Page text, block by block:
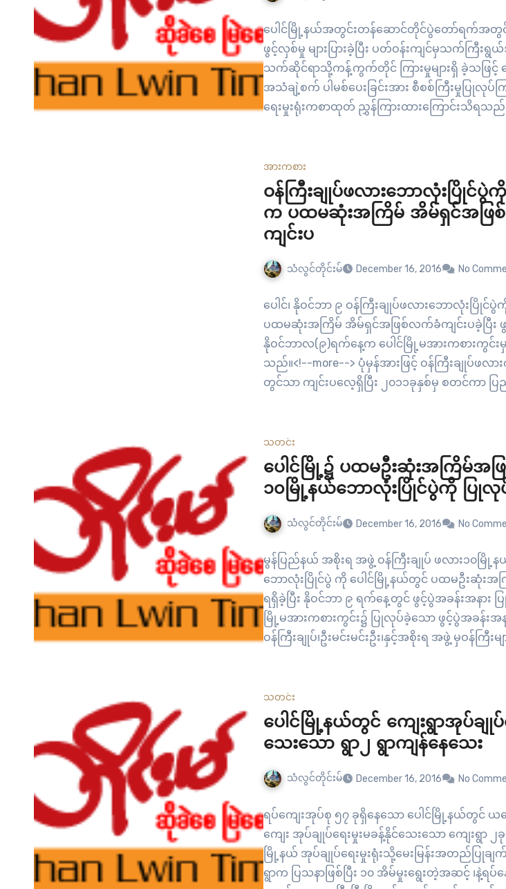
ပေါင်မြို့နယ်အတွင်းတန်ဆောင်တိုင်ပွဲတော်ရက်အတွင်
ဖွင့်လှစ်မှု များပြားခဲ့ပြီး ပတ်ဝန်းကျင်မှသက်ကြီ
သက်ဆိုင်ရာသို့ကန့်ကွက်တိုင် ကြားမှုများရှိ ခဲ့သဖြင့်
အသံချဲ့စက် ပါမစ်ပေးခြင်းအား စီစစ်ကြီးမှုပြုလုပ်
ရေးမှုးရုံးကစာထုတ် ညွှန်ကြားထားကြောင်းသိရသည်
အားကစား
ဝန်ကြီးချုပ်ဖလားဘောလုံးပြိုင်ပွဲ
က ပထမဆုံးအကြိမ် အိမ်ရှင်အဖြ
ကျင်းပ
သံလွင်တိုင်းမ် December 16, 2016 No
ပေါင်၊ နိုဝင်ဘာ ၉ ဝန်ကြီးချုပ်ဖလားဘောလုံးပြိုင်
ပထမဆုံးအကြိမ် အိမ်ရှင်အဖြစ်လက်ခံကျင်းပခဲ့ပြီး
နိုဝင်ဘာလ(၉)ရက်နေ့က ပေါင်မြို့မအားကစားကွင်း
သည်။<!--more--> ပုံမှန်အားဖြင့် ဝန်ကြီးချုပ်ဖလာ
တွင်သာ ကျင်းပလေ့ရှိပြီး ၂၀၁၁ခုနှစ်မှ စတင်ကာ
အခမ်းအနားသို့ မွန်ပြည်နယ်ဝန်ကြီးချုပ် ဦးမင်းမင်း
ဝန်ကြီးများ တက်ရောက်အားပေးခဲ့ကြသည်။…
သတင်း
ပေါင်မြို့၌ ပထမဦးဆုံးအကြိမ်အဖ
၁၀မြို့နယ်ဘောလုံးပြိုင်ပွဲကို ပြုလု
သံလွင်တိုင်းမ် December 16, 2016 No
မွန်ပြည်နယ် အစိုးရ အဖွဲ့ ဝန်ကြီးချုပ် ဖလား၁၀မြို့န
ဘောလုံးပြိုင်ပွဲ ကို ပေါင်မြို့နယ်တွင် ပထမဦးဆုံးအက
ရရှိခဲ့ပြီး နိုဝင်ဘာ ၉ ရက်နေ့တွင် ဖွင့်ပွဲအခန်းအနား
မြို့မအားကစားကွင်း၌ ပြုလုပ်ခဲ့သော ဖွင့်ပွဲအခန်းအ
ဝန်ကြီးချုပ်၊ဦးမင်းမင်းဦး၊နှင့်အစိုးရ အဖွဲ့ မှဝန်ကြီး
ပြည်နယ်အတွင်းရှိ မြို့နယ်များတွင်အလှည့်ကျစနစ်ဖြ
နှစ်ပြိုင်ပွဲကို ပေါင်မြို့နယ်တွင်…
သတင်း
ပေါင်မြို့နယ်တွင် ကျေးရွာအုပ်ချုပ်
သေးသော ရွာ၂ ရွာကျန်နေသေး
သံလွင်တိုင်းမ် December 16, 2016 No
ရပ်ကျေးအုပ်စု ၅၇ ခုရှိနေသော ပေါင်မြို့နယ်တွင်
ကျေး အုပ်ချုပ်ရေးမှုးမခန့်နိုင်သေးသော ကျေးရွာ ၂
မြို့နယ် အုပ်ချုပ်ရေးမှုးရုံးသို့မေးမြန်းအတည်ပြုခ
ရွာက ပြသနာဖြစ်ပြီး ၁၀ အိမ်မှုးရွေးတဲ့အဆင့် ၊နဲ့ရပ်